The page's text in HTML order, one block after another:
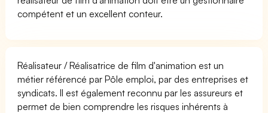
compétent et un excellent conteur.
Réalisateur / Réalisatrice de film d'animation est un
métier référencé par Pôle emploi, par des entreprises et
syndicats. Il est également reconnu par les assureurs et
permet de bien comprendre les risques inhérents à